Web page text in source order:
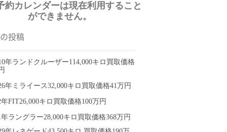
約カレンダーは現在利用すること
ができません。
投稿
年ランドクルーザー114,000キロ買取価格
年ミライース32,000キロ買取価格41万円
年FIT26,000キロ買取価格100万円
年ラングラー28,000キロ買取価格368万円